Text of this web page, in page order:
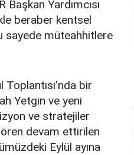
Yardımcısı
beraber kentsel
sayede müteahhitlere
bir
Yetgin ve yeni
ve stratejiler
devam ettirilen
Eylül ayına